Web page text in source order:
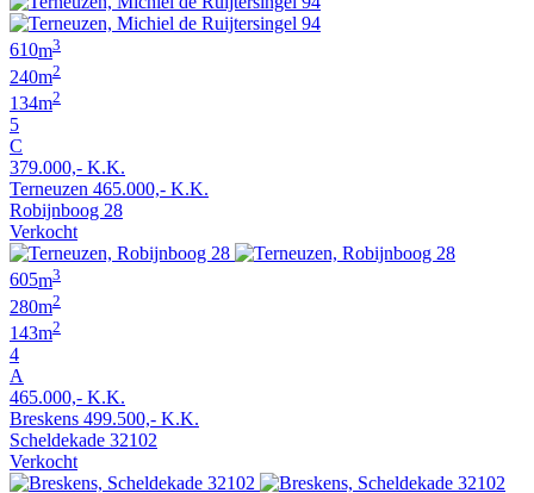
610m3
240m2
134m2
5
C
379.000,- K.K.
Terneuzen 465.000,- K.K.
Robijnboog 28
Verkocht
605m3
280m2
143m2
4
A
465.000,- K.K.
Breskens 499.500,- K.K.
Scheldekade 32102
Verkocht